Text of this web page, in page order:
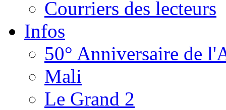
Courriers des lecteurs
Infos
50° Anniversaire de
Mali
Le Grand 2